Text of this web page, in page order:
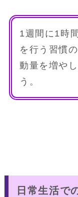
1週間に1時
を行う習慣
動量を増や
う。
日常生活で